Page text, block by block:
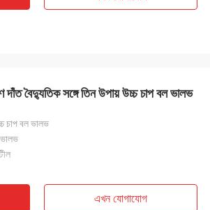
বৈদ্যুতিক সঙ্গে তিন উপায় উচ্চ চাপ বল ভালভ
চাপ বল ভালভ
এখন যোগাযোগ